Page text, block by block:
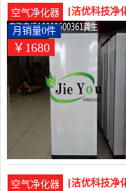
空气净化器
[洁优科技净
工业除尘雾
￥1680
月销量0件
空气净化器
[洁优科技净